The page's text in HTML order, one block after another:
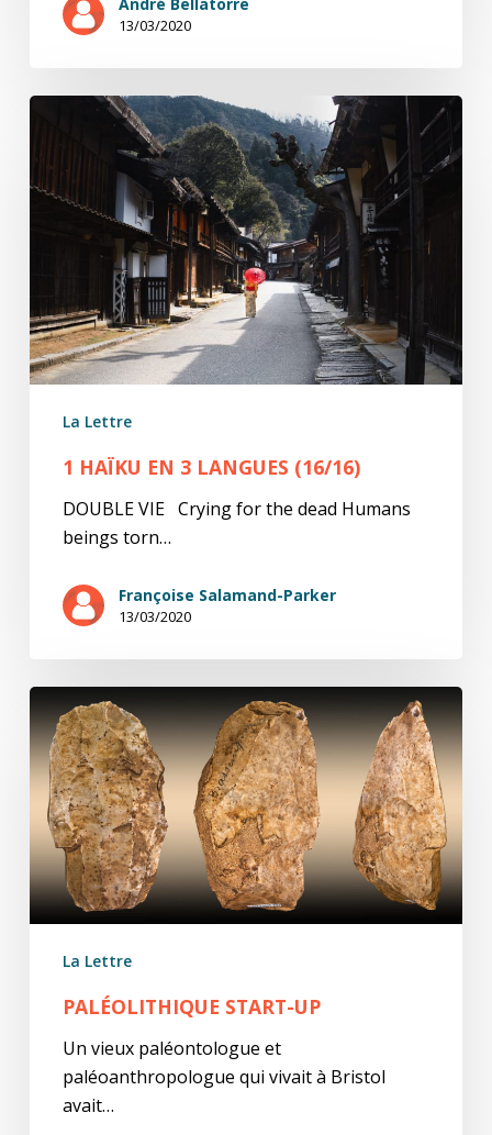
13/03/2020
1
en
3
Langues
La Lettre
1 HAÏKU EN 3 LANGUES (16/16)
DOUBLE VIE Crying for the dead Humans
beings torn…
Françoise Salamand-Parker
13/03/2020
Paléolithique
Start-
up
La Lettre
PALÉOLITHIQUE START-UP
Un vieux paléontologue et
paléoanthropologue qui vivait à Bristol
avait…